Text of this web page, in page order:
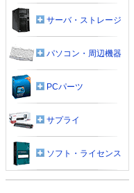
サーバ・ストレージ
パソコン・周辺機器
PCパーツ
サプライ
ソフト・ライセンス